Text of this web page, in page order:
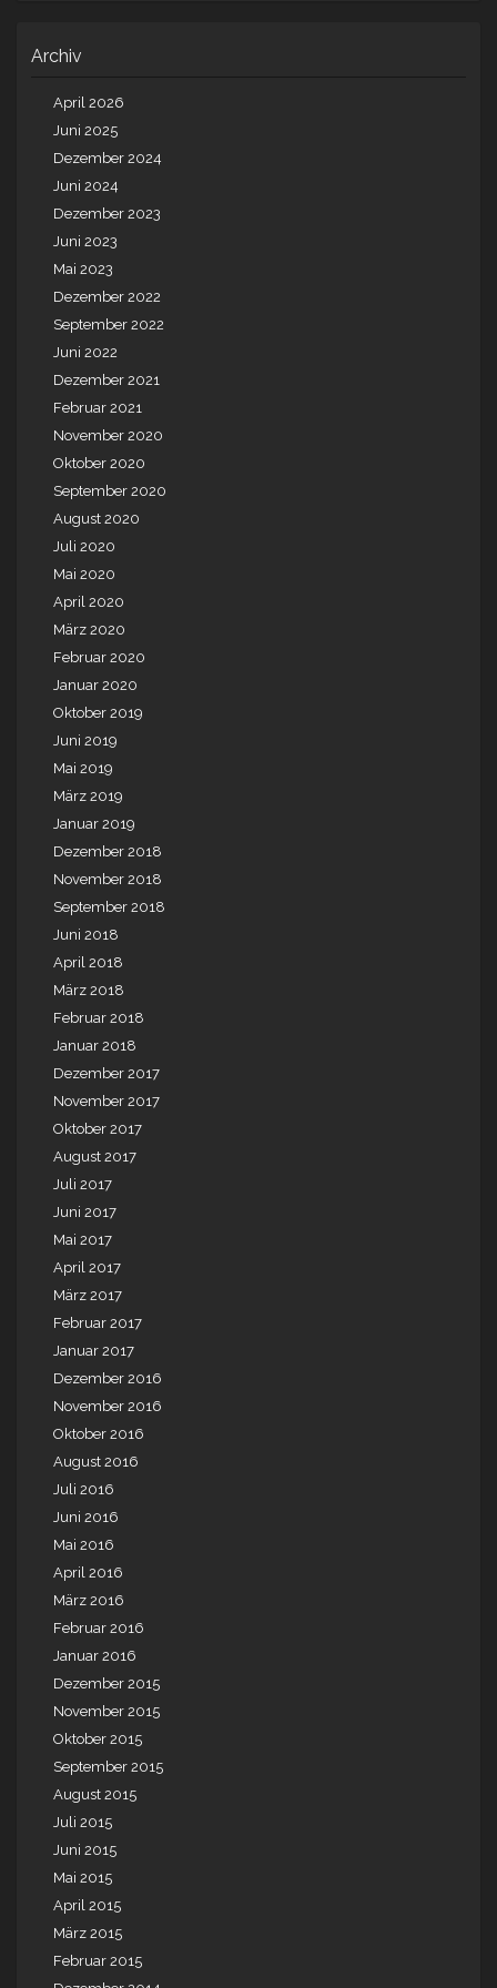
Archiv
April 2026
Juni 2025
Dezember 2024
Juni 2024
Dezember 2023
Juni 2023
Mai 2023
Dezember 2022
September 2022
Juni 2022
Dezember 2021
Februar 2021
November 2020
Oktober 2020
September 2020
August 2020
Juli 2020
Mai 2020
April 2020
März 2020
Februar 2020
Januar 2020
Oktober 2019
Juni 2019
Mai 2019
März 2019
Januar 2019
Dezember 2018
November 2018
September 2018
Juni 2018
April 2018
März 2018
Februar 2018
Januar 2018
Dezember 2017
November 2017
Oktober 2017
August 2017
Juli 2017
Juni 2017
Mai 2017
April 2017
März 2017
Februar 2017
Januar 2017
Dezember 2016
November 2016
Oktober 2016
August 2016
Juli 2016
Juni 2016
Mai 2016
April 2016
März 2016
Februar 2016
Januar 2016
Dezember 2015
November 2015
Oktober 2015
September 2015
August 2015
Juli 2015
Juni 2015
Mai 2015
April 2015
März 2015
Februar 2015